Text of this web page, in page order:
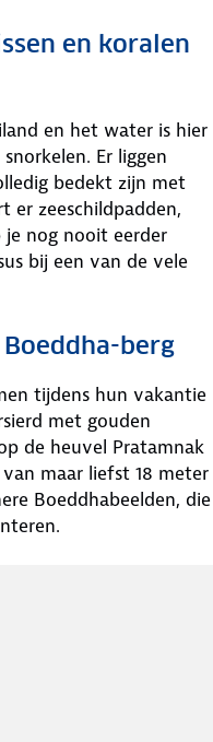
en koralen
en het water is hier
Er liggen
bedekt zijn met
er zeeschildpadden,
je nog nooit eerder
bij een van de vele
berg
tijdens hun vakantie
met gouden
de heuvel Pratamnak
maar liefst 18 meter
Boeddhabeelden, die